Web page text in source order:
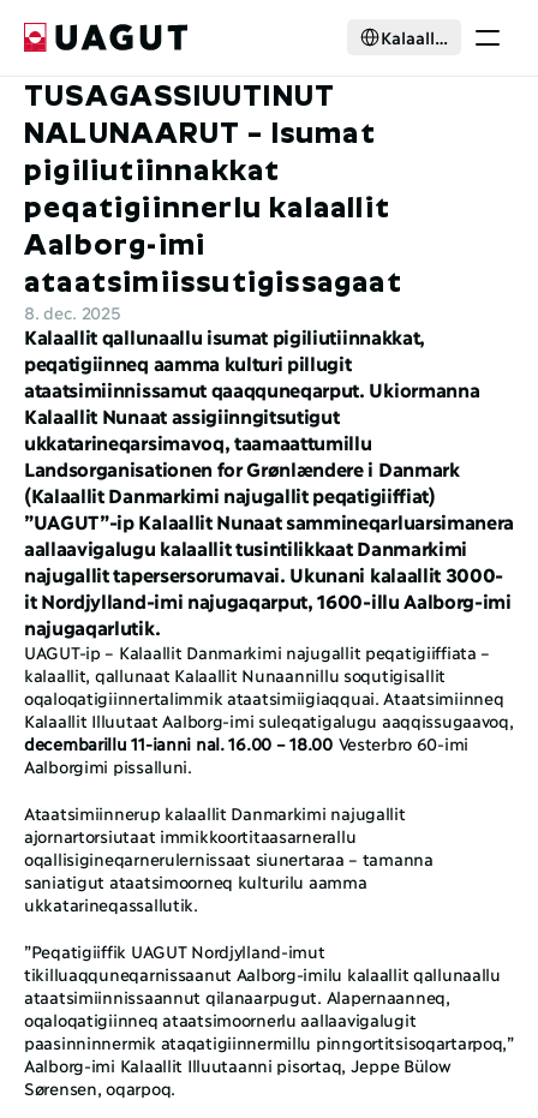
Select Language
Ikiorsernerneqarneq
Ilaasortaaneq
Pisussat
Nutaarsiassat
Suleqatigaagut
Kattuffik pillugu
Select Language
Kalaallisut
Ilaasortanngorit
TUSAGASSIUUTINUT
NALUNAARUT – Isumat
pigiliutiinnakkat
peqatigiinnerlu kalaallit
Aalborg-imi
ataatsimiissutigissagaat
8. dec. 2025
Kalaallit qallunaallu isumat pigiliutiinnakkat,
peqatigiinneq aamma kulturi pillugit
ataatsimiinnissamut qaaqquneqarput. Ukiormanna
Kalaallit Nunaat assigiinngitsutigut
ukkatarineqarsimavoq, taamaattumillu
Landsorganisationen for Grønlændere i Danmark
(Kalaallit Danmarkimi najugallit peqatigiiffiat)
”UAGUT”-ip Kalaallit Nunaat sammineqarluarsimanera
aallaavigalugu kalaallit tusintilikkaat Danmarkimi
najugallit tapersersorumavai. Ukunani kalaallit 3000-
it Nordjylland-imi najugaqarput, 1600-illu Aalborg-imi
najugaqarlutik.
UAGUT-ip – Kalaallit Danmarkimi najugallit peqatigiiffiata –
kalaallit, qallunaat Kalaallit Nunaannillu soqutigisallit
oqaloqatigiinnertalimmik ataatsimiigiaqquai. Ataatsimiinneq
decembarillu 11-ianni nal. 16.00 – 18.00 Vesterbro 60-imi
Aalborgimi pissalluni.
Ataatsimiinnerup kalaallit Danmarkimi najugallit
ajornartorsiutaat immikkoortitaasarnerallu
oqallisigineqarnerulernissaat siunertaraa – tamanna
saniatigut ataatsimoorneq kulturilu aamma
ukkatarineqassallutik.
”Peqatigiiffik UAGUT Nordjylland-imut
tikilluaqquneqarnissaanut Aalborg-imilu kalaallit qallunaallu
ataatsimiinnissaannut qilanaarpugut. Alapernaanneq,
oqaloqatigiinneq ataatsimoornerlu aallaavigalugit
paasinninnermik ataqatigiinnermillu pinngortitsisoqartarpoq,”
Aalborg-imi Kalaallit Illuutaanni pisortaq, Jeppe Bülow
Sørensen, oqarpoq.